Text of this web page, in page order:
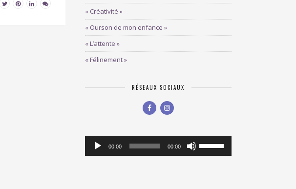
« Créativité »
« Ourson de mon enfance »
« L’attente »
« Félinement »
RÉSEAUX SOCIAUX
Lecteur
audio
00:00 00:00
les